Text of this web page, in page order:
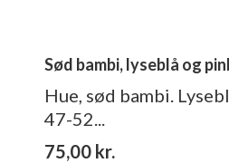
Sød bambi, lyseblå og
Hue, sød bambi.
47-52...
75,00 kr.